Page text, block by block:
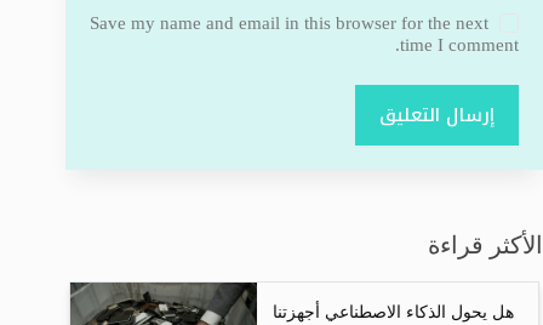
Save my name and email in this browser for the next
time I comment.
إرسال التعليق
الأكثر قراءة
هل يحول الذكاء الاصطناعي أجهزتنا